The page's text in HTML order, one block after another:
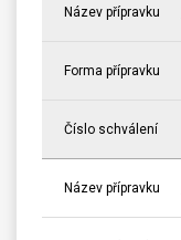
Název přípravku
Forma přípravku
Číslo schválení
Název přípravku